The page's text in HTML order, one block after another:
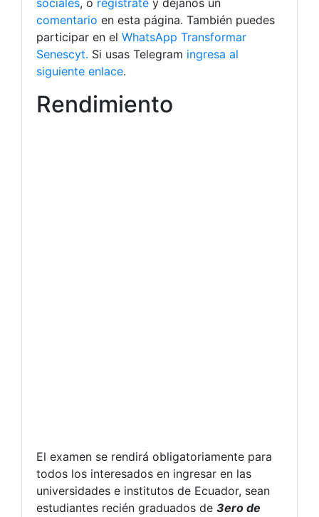
sociales, o regístrate y déjanos un
comentario en esta página. También puedes
participar en el WhatsApp Transformar
Senescyt. Si usas Telegram ingresa al
siguiente enlace.
Rendimiento
El examen se rendirá obligatoriamente para
todos los interesados en ingresar en las
universidades e institutos de Ecuador, sean
estudiantes recién graduados de 3ero de